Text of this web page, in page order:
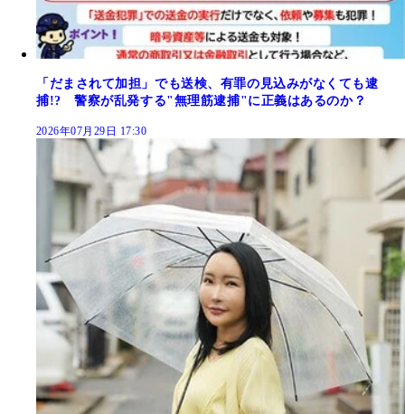
「だまされて加担」でも送検、有罪の見込みがなくても逮
捕!? 警察が乱発する"無理筋逮捕"に正義はあるのか？
2026年07月29日 17:30